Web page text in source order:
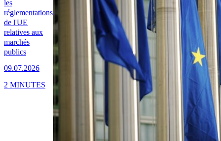
les
réglementations
de l'UE
relatives aux
marchés
publics
09.07.2026
2 MINUTES